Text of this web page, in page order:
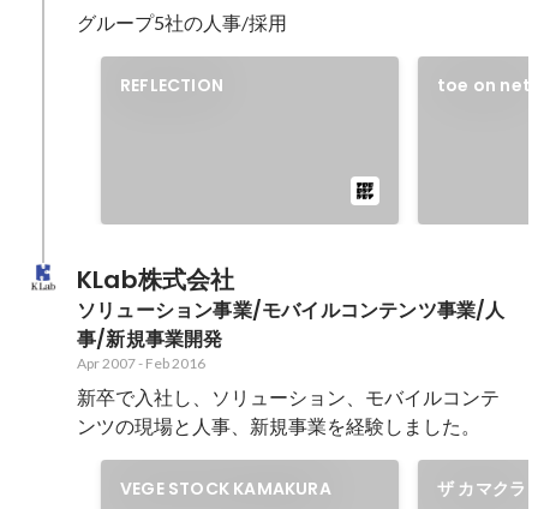
グループ5社の人事/採用
REFLECTION toe on net
KLab株式会社
ソリューション事業/モバイルコンテンツ事業/人
事/新規事業開発
Apr 2007- Feb 2016
新卒で入社し、ソリューション、モバイルコンテ
ンツの現場と人事、新規事業を経験しました。
VEGE STOCK KAMAKURA
ザ カマクラ